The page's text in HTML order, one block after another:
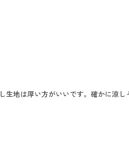
生地は厚い方がいいです。確かに涼し